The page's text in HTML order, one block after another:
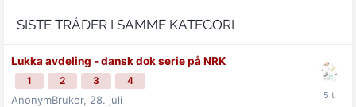
SISTE TRÅDER I SAMME KATEGORI
Lukka avdeling - dansk dok serie på NRK
1 2 3 4
AnonymBruker, 28. juli